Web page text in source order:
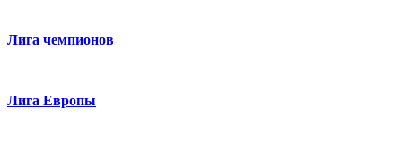
Лига чемпионов
Лига Европы